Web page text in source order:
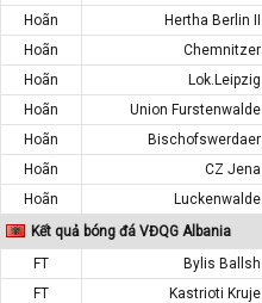
Hoãn
Hertha Berlin II
Hoãn
Chemnitzer
Hoãn
Lok.Leipzig
Hoãn
Union Furstenwalde
Hoãn
Bischofswerdaer
Hoãn
CZ Jena
Hoãn
Luckenwalde
Kết quả bóng đá VĐQG Albania
FT
Bylis Ballsh
FT
Kastrioti Kruje